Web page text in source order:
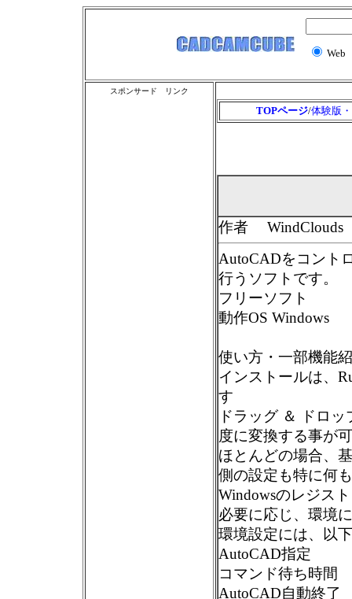
Web
スポンサード リンク
TOPページ/体験版
作者 WindClouds
AutoCADをコント
行うソフトです。
フリーソフト
動作OS Windows
使い方・一部機能
インストールは、
す
ドラッグ ＆ ドロ
度に変換する事が
ほとんどの場合、
側の設定も特に何
Windowsのレジス
必要に応じ、環境
環境設定には、以
AutoCAD指定
コマンド待ち時間
AutoCAD自動終了